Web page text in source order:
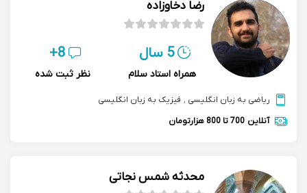
رضا دخاوزاده
5 سال
همراه استاد سلام
8+
نظر ثبت شده
ریاضی به زبان انگلیسی , فیزیک به زبان انگلیسی
آنلاین 700 تا 800 هزارتومان
محدثه شمس نجاتی